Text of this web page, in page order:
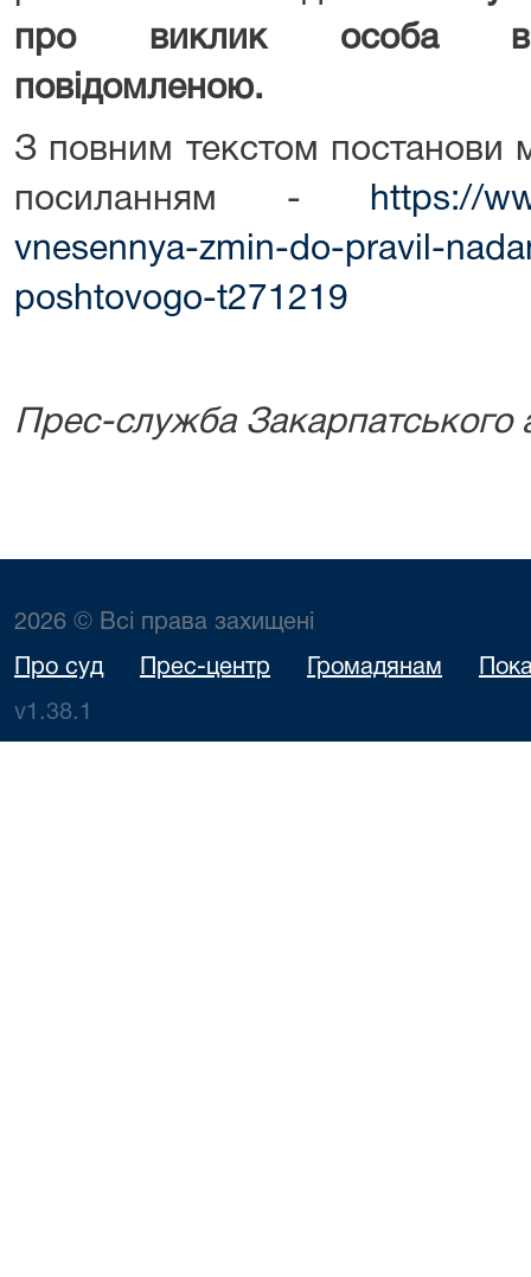
про виклик особа
повідомленою.
З повним текстом постанови
посиланням -
https://
vnesennya-zmin-do-pravil-
poshtovogo-t271219
Прес-служба Закарпатського
2026 © Всі права захищені
Про суд Прес-центр Громадянам
v1.38.1